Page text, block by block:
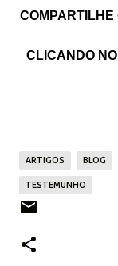
COMPARTILHE
CLICANDO
ARTIGOS BLOG
TESTEMUNHO